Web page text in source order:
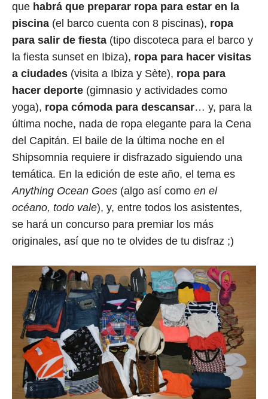
que habrá que preparar ropa para estar en la
piscina (el barco cuenta con 8 piscinas), ropa
para salir de fiesta (tipo discoteca para el barco y
la fiesta sunset en Ibiza), ropa para hacer visitas
a ciudades (visita a Ibiza y Sète), ropa para
hacer deporte (gimnasio y actividades como
yoga), ropa cómoda para descansar… y, para la
última noche, nada de ropa elegante para la Cena
del Capitán. El baile de la última noche en el
Shipsomnia requiere ir disfrazado siguiendo una
temática. En la edición de este año, el tema es
Anything Ocean Goes (algo así como en el
océano, todo vale), y, entre todos los asistentes,
se hará un concurso para premiar los más
originales, así que no te olvides de tu disfraz ;)